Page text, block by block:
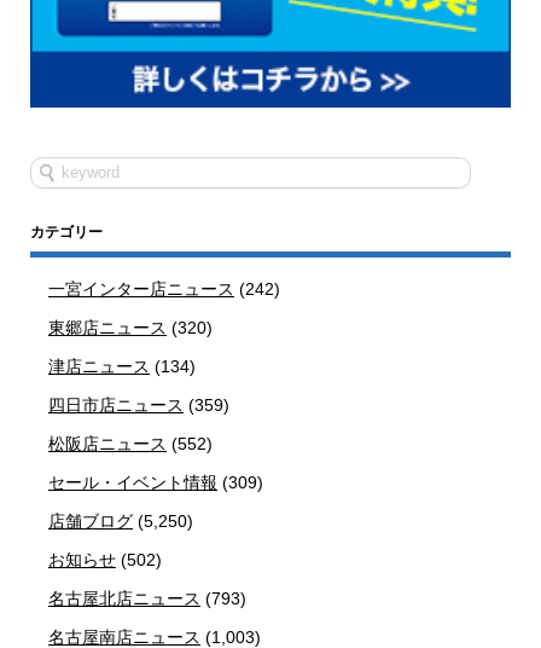
カテゴリー
一宮インター店ニュース (242)
東郷店ニュース (320)
津店ニュース (134)
四日市店ニュース (359)
松阪店ニュース (552)
セール・イベント情報 (309)
店舗ブログ (5,250)
お知らせ (502)
名古屋北店ニュース (793)
名古屋南店ニュース (1,003)